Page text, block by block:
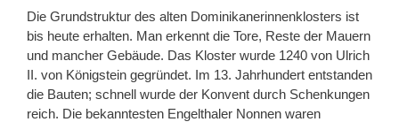
Die Grundstruktur des alten Dominikanerinnenklosters ist
bis heute erhalten. Man erkennt die Tore, Reste der Mauern
und mancher Gebäude. Das Kloster wurde 1240 von Ulrich
II. von Königstein gegründet. Im 13. Jahrhundert entstanden
die Bauten; schnell wurde der Konvent durch Schenkungen
reich. Die bekanntesten Engelthaler Nonnen waren